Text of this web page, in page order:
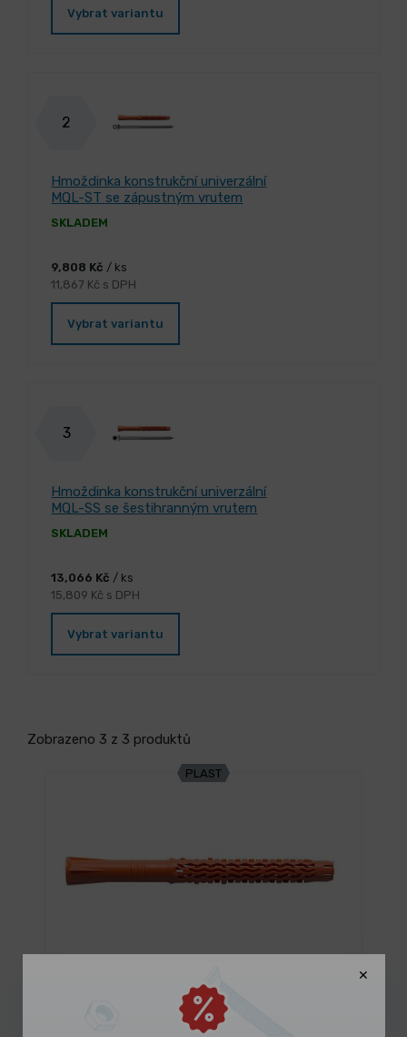
Vybrat variantu
2
Hmoždinka konstrukční univerzální
MQL-ST se zápustným vrutem
SKLADEM
9,808 Kč / ks
11,867 Kč s DPH
Vybrat variantu
3
Hmoždinka konstrukční univerzální
MQL-SS se šestihranným vrutem
SKLADEM
13,066 Kč / ks
15,809 Kč s DPH
Vybrat variantu
Zobrazeno 3 z 3 produktů
PLAST
SKLADEM 787 ks
Hmoždinka konstrukční univerzální MQL